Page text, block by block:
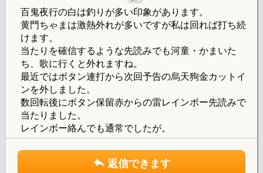
百鬼夜行の白は釣りが多い印象があります。
黄門ちゃまは激熱外れが多いですが私は回れば打ち続
けます。
当たりを確信するような先読みでも河童・かまいた
ち、歌に行くと外れますね。
最近ではボタン連打から次回予告の烏天狗金カットイ
ンを外しました。
数回転後にボタン保留赤からの雷レインボー先読みで
当たりました。
レインボー絡んでも通常でしたが。
返信できます